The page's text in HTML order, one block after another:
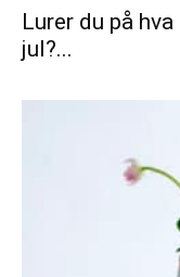
Lurer du på
jul?...